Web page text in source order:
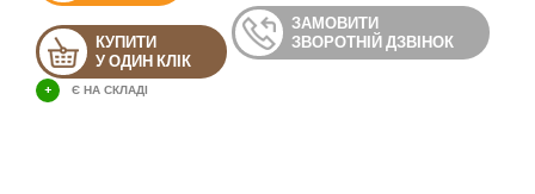
КУПИТИ
У ОДИН КЛІК
ЗАМОВИТИ
ЗВОРОТНІЙ ДЗВІНОК
+ Є НА СКЛАДІ